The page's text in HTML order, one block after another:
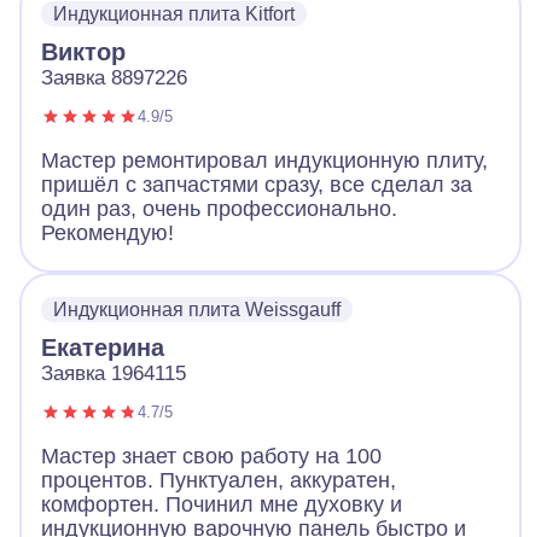
Индукционная плита Kitfort
Виктор
Заявка 8897226
4.9/5
Мастер ремонтировал индукционную плиту,
пришёл с запчастями сразу, все сделал за
один раз, очень профессионально.
Рекомендую!
Индукционная плита Weissgauff
Екатерина
Заявка 1964115
4.7/5
Мастер знает свою работу на 100
процентов. Пунктуален, аккуратен,
комфортен. Починил мне духовку и
индукционную варочную панель быстро и